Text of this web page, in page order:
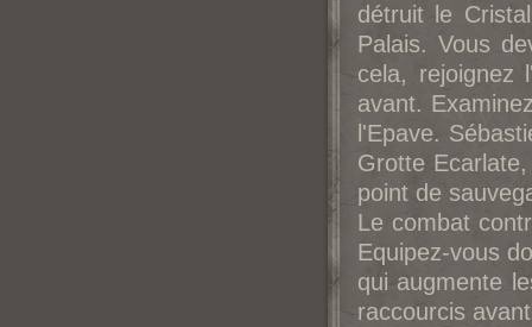
détruit le
Palais. Vous
cela, rejoignez
avant.
l'Epave.
Grotte
point de
Le combat
Equipez-vous
qui augmente
raccourcis